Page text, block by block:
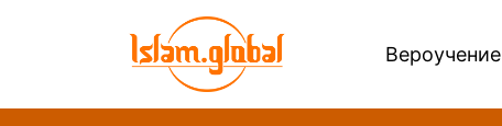
Вероучение